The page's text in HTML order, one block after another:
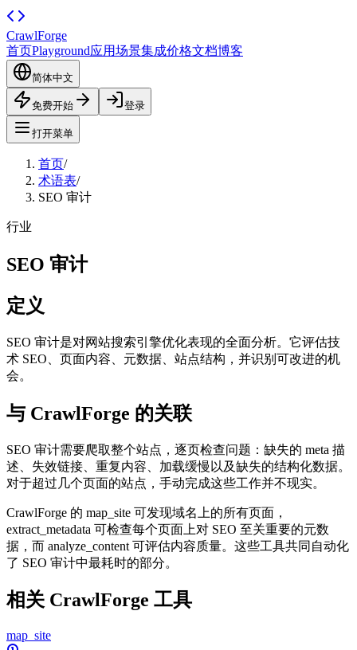
CrawlForge
首页Playground应用场景集成价格文档博客
简体中文
免费开始 登录
打开菜单
首页/
术语表/
SEO 审计
行业
SEO 审计
定义
SEO 审计是对网站搜索引擎优化表现的全面分析。它评估技
术 SEO、页面内容、元数据、站点结构，并识别可改进的机
会。
与 CrawlForge 的关联
SEO 审计需要爬取整个站点，逐页检查问题：缺失的 meta 描
述、失效链接、重复内容、加载缓慢以及缺失的结构化数据。
对于超过几个页面的站点，手动完成这些工作并不现实。
CrawlForge 的 map_site 可发现域名上的所有页面，
extract_metadata 可检查每个页面上对 SEO 至关重要的元数
据，而 analyze_content 可评估内容质量。这些工具共同自动化
了 SEO 审计中最耗时的部分。
相关 CrawlForge 工具
map_site